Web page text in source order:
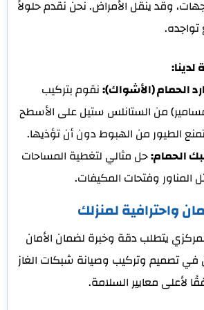
وقد ينقل الأمراض. نحن نقدم حلولاً
تواجده.
الحمام (الأشواك):نقوم بتركيب
من الستانلس ستيل على الأسطح
الطيور من الهبوط دون أن تؤذيها.
الحمام:حل مثالي لتغطية المساحات
المناور وفتحات المكيفات.
يتطلب دقة وخبرة لضمان الأمان
في تصميم وتركيب وصيانة شبكات الغاز
لأعلى معايير السلامة.